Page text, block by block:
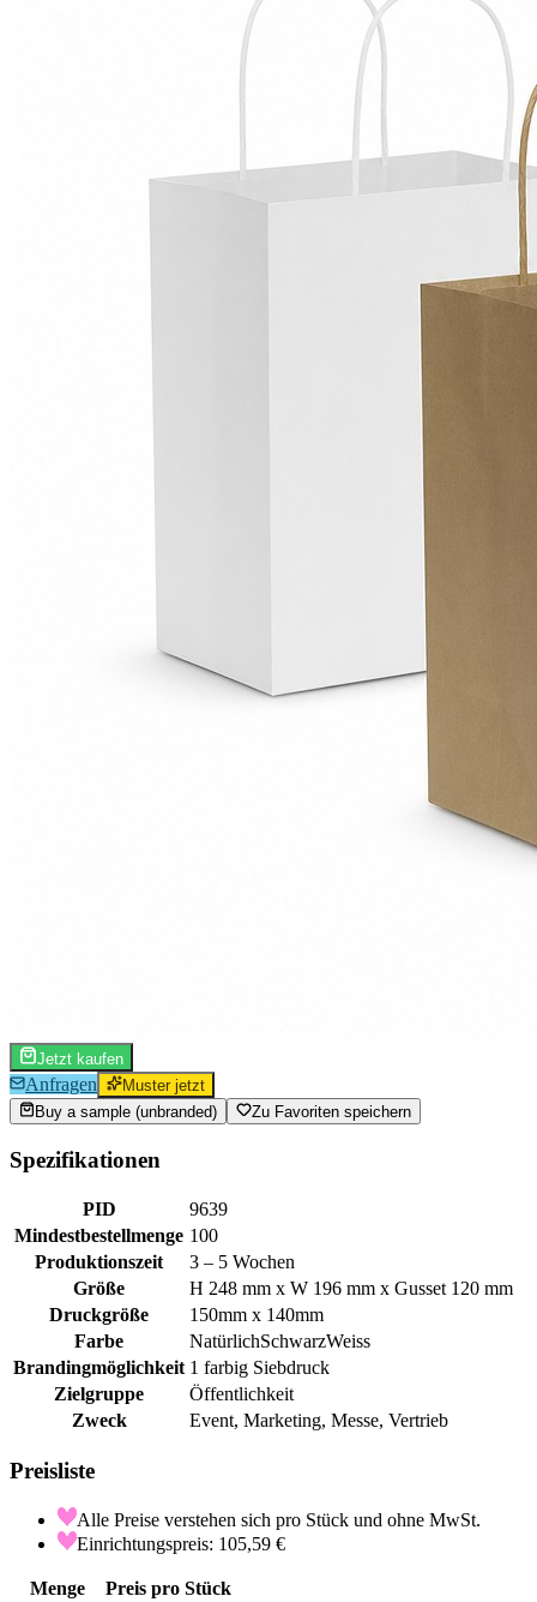
Jetzt kaufen
Anfragen
Muster jetzt
Buy a sample (unbranded)
Zu Favoriten speichern
Spezifikationen
PID
9639
Mindestbestellmenge 100
Produktionszeit
3 – 5 Wochen
Größe
H 248 mm x W 196 mm x Gusset 120 mm
Druckgröße
150mm x 140mm
Farbe
NatürlichSchwarzWeiss
Brandingmöglichkeit 1 farbig Siebdruck
Zielgruppe
Öffentlichkeit
Zweck
Event, Marketing, Messe, Vertrieb
Preisliste
Alle Preise verstehen sich pro Stück und ohne MwSt.
Einrichtungspreis: 105,59 €
Menge
Preis pro Stück